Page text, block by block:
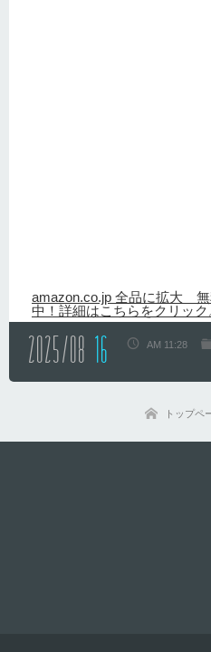
amazon.co.jp 全品に拡大
中！詳細はこちらをクリック
2025/08 16 AM 11:28
トップペ